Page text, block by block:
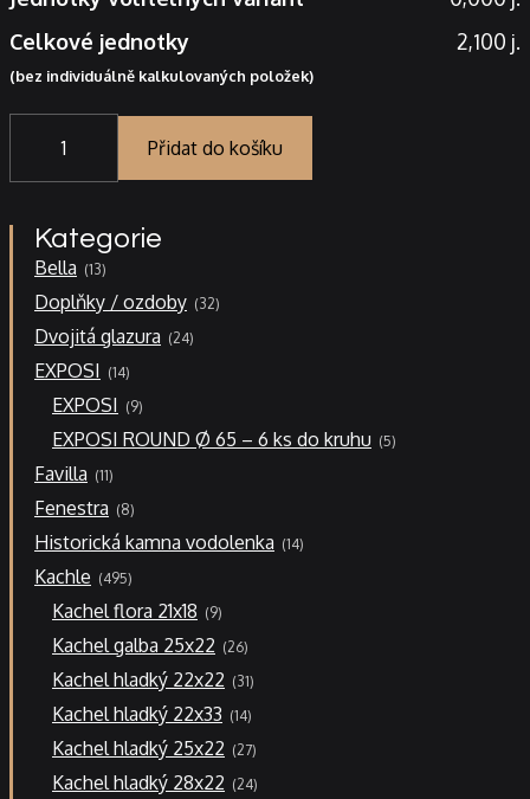
Celkové jednotky
(bez individuálně kalkulovaných položek)
2,100 j.
hladký
roh
půl
půl
množství
Přidat do košíku
Kategorie
Bella 1313
produktů
Doplňky / ozdoby 3232
produktů
Dvojitá glazura 2424
produktů
EXPOSI 1414
produktů
EXPOSI 99
produktů
EXPOSI ROUND Ø 65 – 6 ks do kruhu 55
produktů
Favilla 1111
produktů
Fenestra 88
produktů
Historická kamna vodolenka 1414
produktů
Kachle 495495
produktů
Kachel flora 21x18 99
produktů
Kachel galba 25x22 2626
produktů
Kachel hladký 22x22 3131
produktů
Kachel hladký 22x33 1414
produktů
Kachel hladký 25x22 2727
produktů
Kachel hladký 28x22 2424
produktů